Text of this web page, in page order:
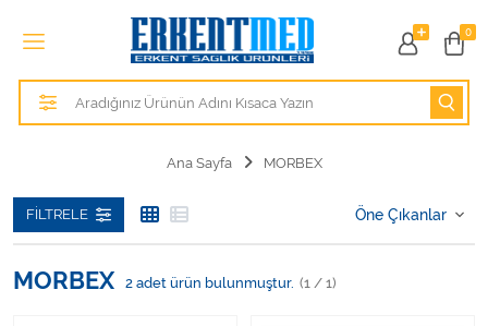
0
Tüm Kategoriler
Alezler
Hasta Bakım Ürünleri
Ana Sayfa MORBEX
FILTRELE
MORBEX 2 adet ürün bulunmuştur. (1 / 1)